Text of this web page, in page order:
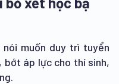
muốn duy trì tuyển
bớt áp lực cho thí sinh,